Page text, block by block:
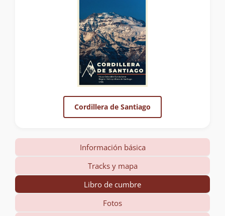
Cordillera de Santiago
Información básica
Tracks y mapa
Libro de cumbre
Fotos